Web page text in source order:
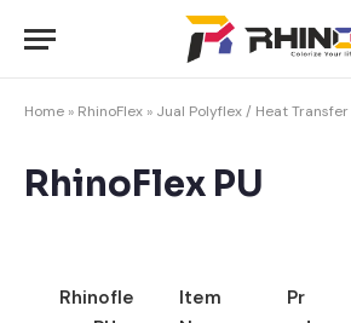
Home » RhinoFlex » Jual Polyflex / Heat
RhinoFlex PU
Rhinofle
Item
Pr